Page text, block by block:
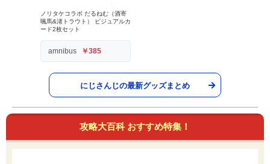
ノリタケコラボ だるねむ（酒寄
颯馬&渚トラウト） ビジュアルカ
ード2枚セット
amnibus ￥385
にじさんじの最新グッズまとめ
攻略大百科 おすすめ特集！